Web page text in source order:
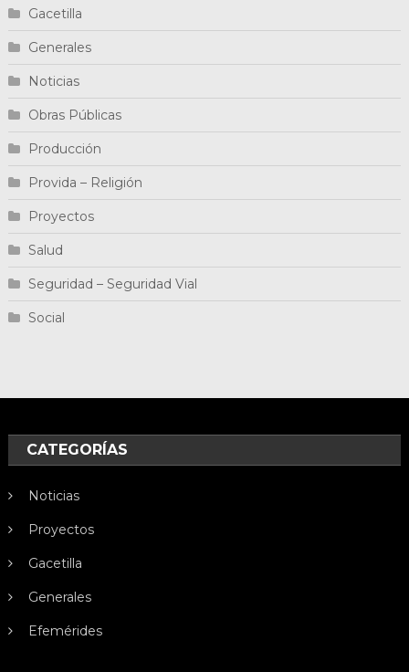
Gacetilla
Generales
Noticias
Obras Públicas
Producción
Provida – Religión
Proyectos
Salud
Seguridad – Seguridad Vial
Social
CATEGORÍAS
Noticias
Proyectos
Gacetilla
Generales
Efemérides